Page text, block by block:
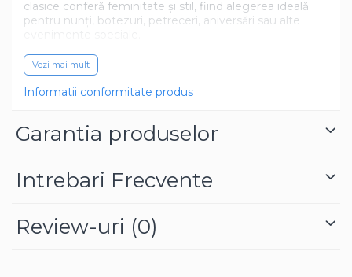
clasice conferă feminitate și stil, fiind alegerea ideală
pentru nunți, botezuri, petreceri, aniversări sau alte
Sistemul de închidere este practic și sigur, asigurând o
purtare confortabilă pe durata întregii zile. Datorită
designului său elegant și atemporal, colierul poate
reprezenta și un cadou inspirat pentru persoanele care
Vezi mai mult
Informatii conformitate produs
Garantia produselor
Intrebari Frecvente
Review-uri (0)